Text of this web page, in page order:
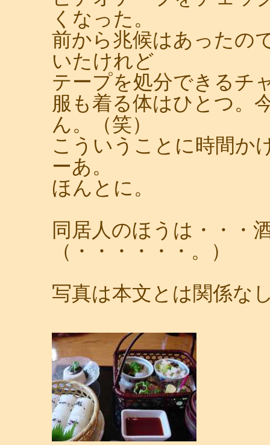
くなった。
前から兆候はあったの
いたけれど
テープを処分できるチ
服も着る体はひとつ。
ん。（笑）
こういうことに時間か
ーあ。
ほんとに。
同居人のほうは・・・
（・・・・・・。）
写真は本文とは関係な